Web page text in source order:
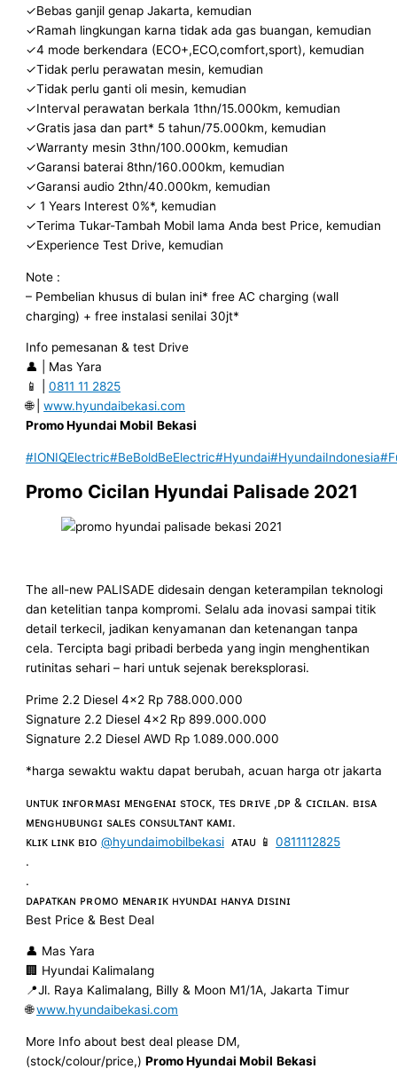
✓Bebas ganjil genap Jakarta, kemudian
✓Ramah lingkungan karna tidak ada gas buangan, kemudian
✓4 mode berkendara (ECO+,ECO,comfort,sport), kemudian
✓Tidak perlu perawatan mesin, kemudian
✓Tidak perlu ganti oli mesin, kemudian
✓Interval perawatan berkala 1thn/15.000km, kemudian
✓Gratis jasa dan part* 5 tahun/75.000km, kemudian
✓Warranty mesin 3thn/100.000km, kemudian
✓Garansi baterai 8thn/160.000km, kemudian
✓Garansi audio 2thn/40.000km, kemudian
✓ 1 Years Interest 0%*, kemudian
✓Terima Tukar-Tambah Mobil lama Anda best Price, kemudian
✓Experience Test Drive, kemudian
Note :
– Pembelian khusus di bulan ini* free AC charging (wall
charging) + free instalasi senilai 30jt*
Info pemesanan & test Drive
👤 | Mas Yara
📱 |0811 11 2825
🌐 |www.hyundaibekasi.com
Promo Hyundai Mobil Bekasi
#IONIQElectric#BeBoldBeElectric#Hyundai#HyundaiIndonesia
Promo Cicilan Hyundai Palisade 2021
The all-new PALISADE didesain dengan keterampilan teknologi
dan ketelitian tanpa kompromi. Selalu ada inovasi sampai titik
detail terkecil, jadikan kenyamanan dan ketenangan tanpa
cela. Tercipta bagi pribadi berbeda yang ingin menghentikan
rutinitas sehari – hari untuk sejenak bereksplorasi.
Prime 2.2 Diesel 4×2 Rp 788.000.000
Signature 2.2 Diesel 4×2 Rp 899.000.000
Signature 2.2 Diesel AWD Rp 1.089.000.000
*harga sewaktu waktu dapat berubah, acuan harga otr jakarta
ᴜɴᴛᴜᴋ ɪɴғᴏʀᴍᴀsɪ ᴍᴇɴɢᴇɴᴀɪ sᴛᴏᴄᴋ, ᴛᴇs ᴅʀɪᴠᴇ ,ᴅᴘ & ᴄɪᴄɪʟᴀɴ. ʙɪsᴀ
ᴍᴇɴɢʜᴜʙᴜɴɢɪ sᴀʟᴇs ᴄᴏɴsᴜʟᴛᴀɴᴛ ᴋᴀᴍɪ.
ᴋʟɪᴋ ʟɪɴᴋ ʙɪᴏ@hyundaimobilbekasi ᴀᴛᴀᴜ 📱0811112825
.
.
ᴅᴀᴘᴀᴛᴋᴀɴ ᴘʀᴏᴍᴏ ᴍᴇɴᴀʀɪᴋ ʜʏᴜɴᴅᴀɪ ʜᴀɴʏᴀ ᴅɪsɪɴɪ
Best Price & Best Deal
👤 Mas Yara
🏢 Hyundai Kalimalang
📍Jl. Raya Kalimalang, Billy & Moon M1/1A, Jakarta Timur
🌐www.hyundaibekasi.com
More Info about best deal please DM,
(stock/colour/price,)Promo Hyundai Mobil Bekasi